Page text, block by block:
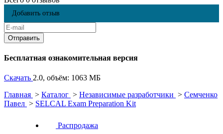
Добавить отзыв
Бесплатная ознакомительная версия
Скачать 2.0, объём: 1063 МБ
Главная > Каталог > Независимые разработчики > Семченко
Павел > SELCAL Exam Preparation Kit
Распродажа